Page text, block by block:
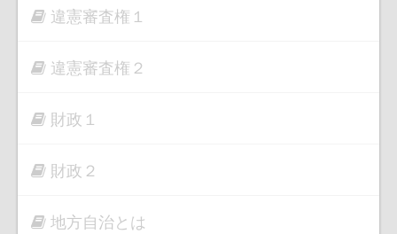
違憲審査権１
違憲審査権２
財政１
財政２
地方自治とは